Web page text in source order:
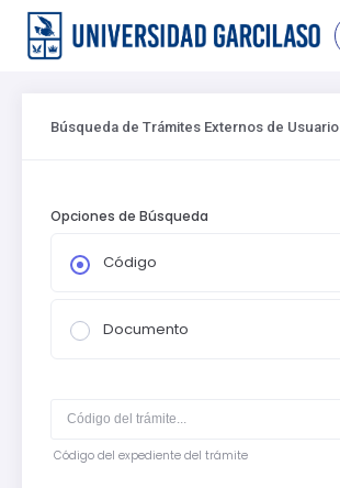
Búsqueda de Trámites Externos de Usuario
Opciones de Búsqueda
Código
Documento
Código del expediente del trámite